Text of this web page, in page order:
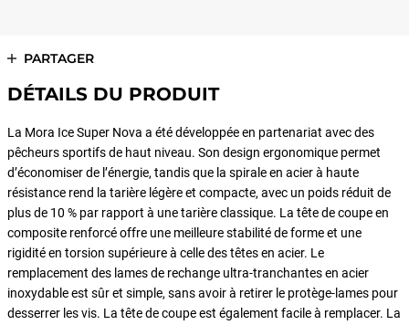
PARTAGER
DÉTAILS DU PRODUIT
La Mora Ice Super Nova a été développée en partenariat avec des
pêcheurs sportifs de haut niveau. Son design ergonomique permet
d’économiser de l’énergie, tandis que la spirale en acier à haute
résistance rend la tarière légère et compacte, avec un poids réduit de
plus de 10 % par rapport à une tarière classique. La tête de coupe en
composite renforcé offre une meilleure stabilité de forme et une
rigidité en torsion supérieure à celle des têtes en acier. Le
remplacement des lames de rechange ultra-tranchantes en acier
inoxydable est sûr et simple, sans avoir à retirer le protège-lames pour
desserrer les vis. La tête de coupe est également facile à remplacer. La